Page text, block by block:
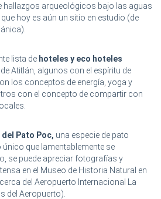
hallazgos arqueológicos bajo las aguas
hoy es aún un sitio en estudio (de
lista de hoteles y eco hoteles
Atitlán, algunos con el espíritu de
los conceptos de energía, yoga y
con el concepto de compartir con
Pato Poc, una especie de pato
que lamentablemente se
se puede apreciar fotografías y
en el Museo de Historia Natural en
del Aeropuerto Internacional La
del Aeropuerto).